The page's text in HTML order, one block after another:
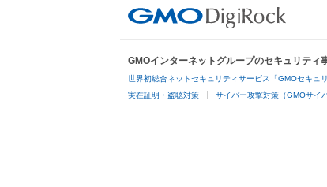
GMOインターネットグループのセキュリティ
世界初総合ネットセキュリティサービス「GMOセキュ
実在証明・盗聴対策 サイバー攻撃対策（GMOサイ